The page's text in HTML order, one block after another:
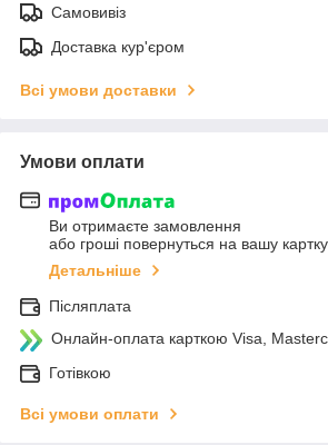
Самовивіз
Доставка кур'єром
Всі умови доставки
Умови оплати
Ви отримаєте замовлення
або гроші повернуться на вашу картку
Детальніше
Післяплата
Онлайн-оплата карткою Visa,
Готівкою
Всі умови оплати